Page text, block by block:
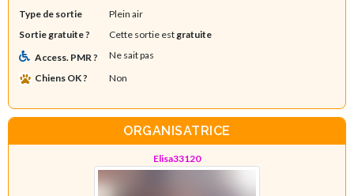
Type de sortie
Plein air
Sortie gratuite ?
Cette sortie est gratuite
Access. PMR ?
Ne sait pas
Chiens OK ?
Non
ORGANISATRICE
Elisa33120